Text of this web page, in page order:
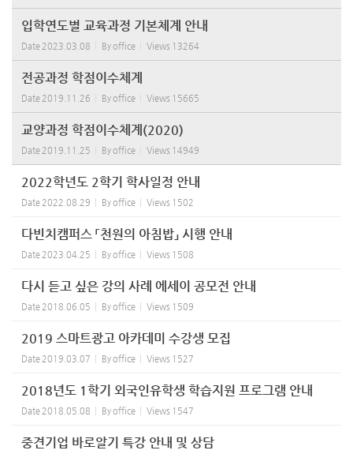
입학연도별 교육과정 기본체계 안내
Date 2023.03.08 Byoffice Views 13264
전공과정 학점이수체계
Date 2019.11.26 Byoffice Views 15665
교양과정 학점이수체계(2020)
Date 2019.11.25 Byoffice Views 14949
2022학년도 2학기 학사일정 안내
Date 2022.08.29 Byoffice Views 1502
다빈치캠퍼스 「천원의 아침밥」 시행 안내
Date 2023.04.25 Byoffice Views 1508
다시 듣고 싶은 강의 사례 에세이 공모전 안내
Date 2018.06.05 Byoffice Views 1509
2019 스마트광고 아카데미 수강생 모집
Date 2019.03.07 Byoffice Views 1527
2018년도 1학기 외국인유학생 학습지원 프로그램 안내
Date 2018.05.08 Byoffice Views 1547
중견기업 바로알기 특강 안내 및 상담